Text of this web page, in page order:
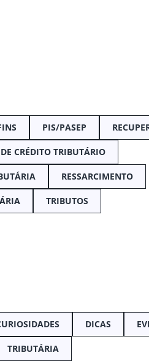
PIS/PASEP
CRÉDITO TRIBUTÁRIO
RESSARCIMENTO
TRIBUTOS
DICAS
TRIBUTÁRIA